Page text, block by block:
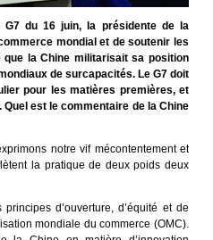
G7 du 16 juin, la présidente de la
mondial et de soutenir les
la Chine militarisait sa position
de surcapacités. Le G7 doit
pour les matières premières, et
est le commentaire de la Chine
notre vif mécontentement et
la pratique de deux poids deux
d’ouverture, d’équité et de
mondiale du commerce (OMC).